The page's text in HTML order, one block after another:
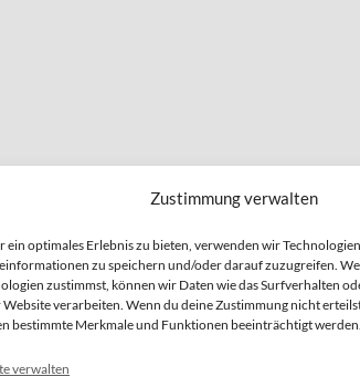
Zustimmung verwalten
ein optimales Erlebnis zu bieten, verwenden wir
zu speichern und/oder darauf zuzugreifen.
zustimmst, können wir Daten wie das Surfverhalten
Website verarbeiten. Wenn du deine Zustimmung nicht
bestimmte Merkmale und Funktionen beeinträchtigt werden.
verwalten